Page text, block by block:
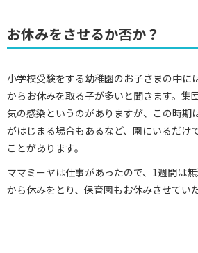
お休みをさせるか否か？
小学校受験をする幼稚園のお子さまの中に
からお休みを取る子が多いと聞きます。集
気の感染というのがありますが、この時期
がはじまる場合もあるなど、園にいるだけ
ことがあります。
ママミーヤは仕事があったので、1週間は
から休みをとり、保育園もお休みさせてい